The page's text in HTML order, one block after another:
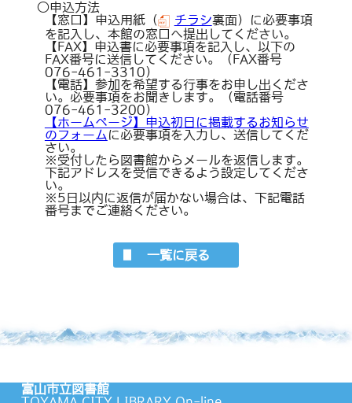
○申込方法
【窓口】申込用紙（
チラシ裏面）に必要事項
を記入し、本館の窓口へ提出してください。
【FAX】申込書に必要事項を記入し、以下の
FAX番号に送信してください。（FAX番号
076-461-3310）
【電話】参加を希望する行事をお申し出くださ
い。必要事項をお聞きします。（電話番号
076-461-3200）
【ホームページ】申込初日に掲載するお知らせ
のフォーム に必要事項を入力し、送信してくだ
さい。
※受付したら図書館からメールを返信します。
下記アドレスを受信できるよう設定してくださ
い。
※5日以内に返信が届かない場合は、下記電話
番号までご連絡ください。
一覧に戻る
富山市立図書館